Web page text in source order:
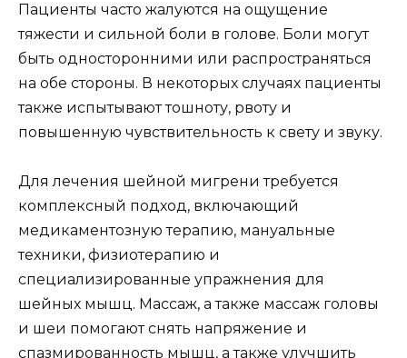
Пациенты часто жалуются на ощущение
тяжести и сильной боли в голове. Боли могут
быть односторонними или распространяться
на обе стороны. В некоторых случаях пациенты
также испытывают тошноту, рвоту и
повышенную чувствительность к свету и звуку.
Для лечения шейной мигрени требуется
комплексный подход, включающий
медикаментозную терапию, мануальные
техники, физиотерапию и
специализированные упражнения для
шейных мышц. Массаж, а также массаж головы
и шеи помогают снять напряжение и
спазмированность мышц, а также улучшить